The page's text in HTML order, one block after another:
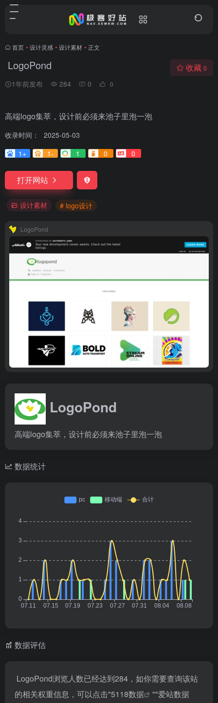
首页 • 设计灵感 • 设计素材 • 正文
LogoPond
1年前发布 284 0 0
收藏 0
高端logo集萃，设计前必须来池子里泡一泡
收录时间：
2025-05-03
1+
1- 1 0 0
打开网站
设计素材 # logo设计
LogoPond
LogoPond
高端logo集萃，设计前必须来池子里泡一泡
数据统计
数据评估
LogoPond浏览人数已经达到284，如你需要查询该站
的相关权重信息，可以点击"5118数据 ""爱站数据